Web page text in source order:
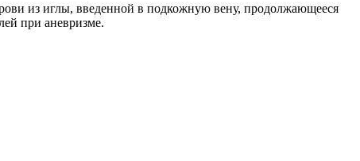
из иглы, введенной в подкожную вену, продолжающееся
при аневризме.